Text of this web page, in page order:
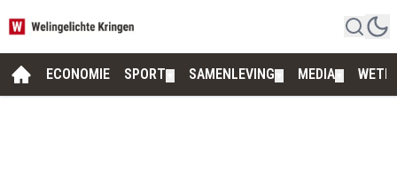
ECONOMIE SPORT SAMENLEVING MEDIA